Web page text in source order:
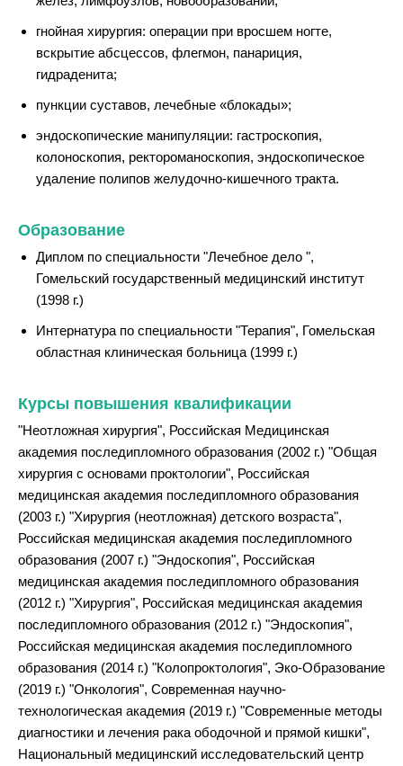
гнойная хирургия: операции при вросшем ногте,
вскрытие абсцессов, флегмон, панариция,
гидраденита;
пункции суставов, лечебные «блокады»;
эндоскопические манипуляции: гастроскопия,
колоноскопия, ректороманоскопия, эндоскопическое
удаление полипов желудочно-кишечного тракта.
Образование
Диплом по специальности "Лечебное дело ",
Гомельский государственный медицинский институт
(1998 г.)
Интернатура по специальности "Терапия", Гомельская
областная клиническая больница (1999 г.)
Курсы повышения квалификации
"Неотложная хирургия", Российская Медицинская
академия последипломного образования (2002 г.) "Общая
хирургия с основами проктологии", Российская
медицинская академия последипломного образования
(2003 г.) "Хирургия (неотложная) детского возраста",
Российская медицинская академия последипломного
образования (2007 г.) "Эндоскопия", Российская
медицинская академия последипломного образования
(2012 г.) "Хирургия", Российская медицинская академия
последипломного образования (2012 г.) "Эндоскопия",
Российская медицинская академия последипломного
образования (2014 г.) "Колопроктология", Эко-Образование
(2019 г.) "Онкология", Современная научно-
технологическая академия (2019 г.) "Современные методы
диагностики и лечения рака ободочной и прямой кишки",
Национальный медицинский исследовательский центр